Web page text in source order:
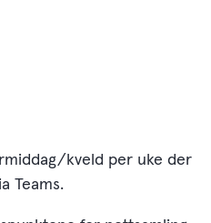
kveld per uke der
Teams.